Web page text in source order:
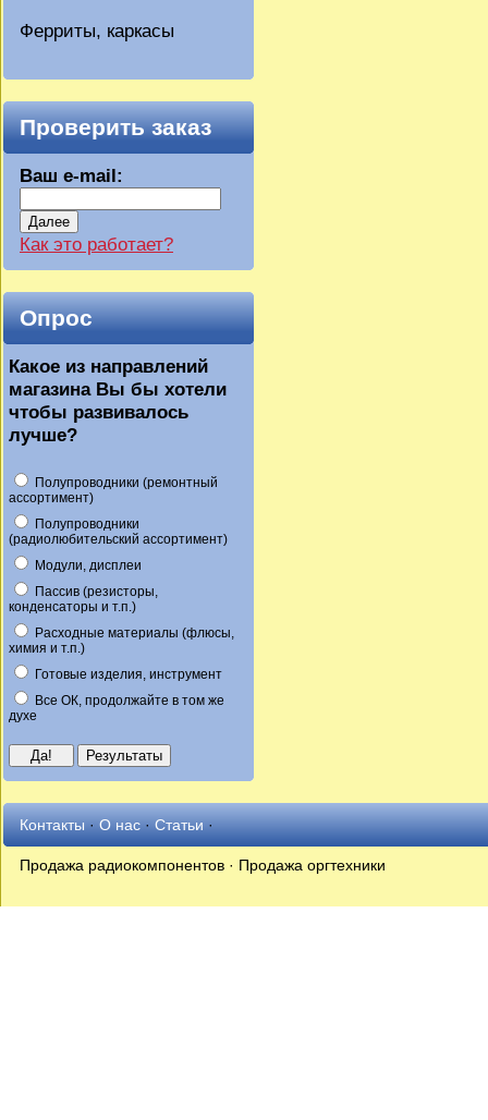
Ферриты, каркасы
Проверить заказ
Ваш e-mail:
Далее
Как это работает?
Опрос
Какое из направлений
магазина Вы бы хотели
чтобы развивалось
лучше?
Полупроводники (ремонтный
ассортимент)
Полупроводники
(радиолюбительский ассортимент)
Модули, дисплеи
Пассив (резисторы,
конденсаторы и т.п.)
Расходные материалы (флюсы,
химия и т.п.)
Готовые изделия, инструмент
Все ОК, продолжайте в том же
духе
Контакты·О нас·Статьи·
Продажа радиокомпонентов · Продажа оргтехники